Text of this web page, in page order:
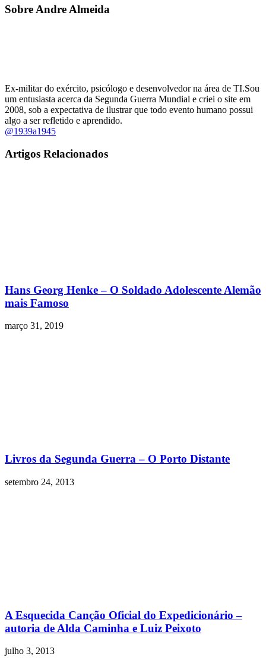
Sobre Andre Almeida
Ex-militar do exército, psicólogo e desenvolvedor na área de TI.Sou
um entusiasta acerca da Segunda Guerra Mundial e criei o site em
2008, sob a expectativa de ilustrar que todo evento humano possui
algo a ser refletido e aprendido.
@1939a1945
Artigos Relacionados
Hans Georg Henke – O Soldado Adolescente Alemão
mais Famoso
março 31, 2019
Livros da Segunda Guerra – O Porto Distante
setembro 24, 2013
A Esquecida Canção Oficial do Expedicionário –
autoria de Alda Caminha e Luiz Peixoto
julho 3, 2013